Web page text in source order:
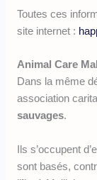
Toutes ces
site internet :
Animal Care
Dans la même
association
sauvages.
Ils s’occupent
sont basés,